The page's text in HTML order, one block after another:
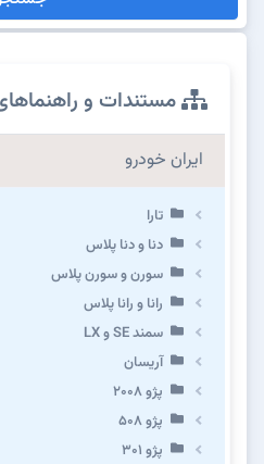
مستندات و
ایران خودرو
تارا
دنا و دنا پلاس
سورن و سورن پلاس
رانا و رانا پلاس
سمند SE و LX
آریسان
پژو ۲۰۰۸
پژو ۵۰۸
پژو 301